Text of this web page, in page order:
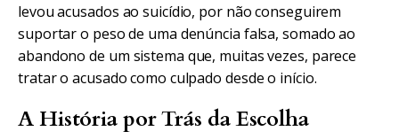
levou acusados ao suicídio, por não conseguirem
suportar o peso de uma denúncia falsa, somado ao
abandono de um sistema que, muitas vezes, parece
tratar o acusado como culpado desde o início.
A História por Trás da Escolha